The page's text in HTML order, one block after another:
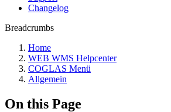
Changelog
Breadcrumbs
Home
WEB WMS Helpcenter
COGLAS Menü
Allgemein
On this Page